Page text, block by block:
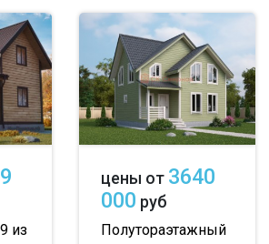
из
цены от 3640
000 руб
Полутораэтажный